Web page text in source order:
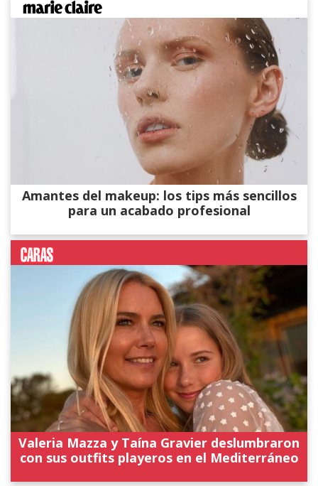
Amantes del makeup: los tips más sencillos
para un acabado profesional
Valeria Mazza y Taína Gravier deslumbraron
con sus outfits playeros en el Mediterráneo